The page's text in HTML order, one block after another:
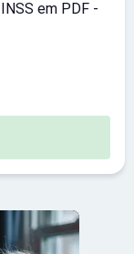
em PDF -